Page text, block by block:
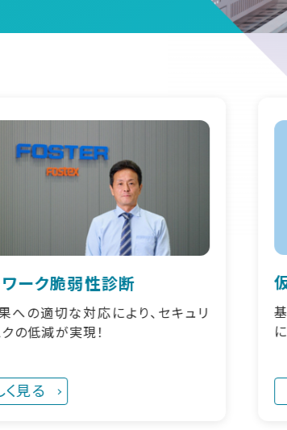
仮想基盤構築
基盤構築に強いエンジニアが仮想化技術
によるサーバ環境を構築
詳しく見る